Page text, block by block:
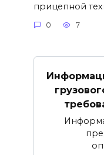
прицепной
0 7